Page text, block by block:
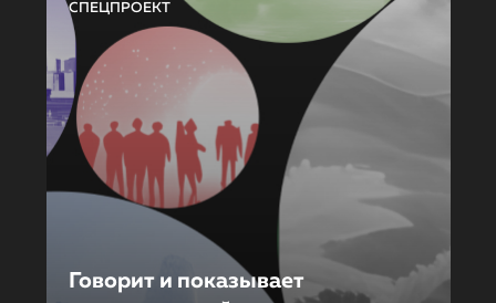
СПЕЦПРОЕКТ
Говорит и показывает